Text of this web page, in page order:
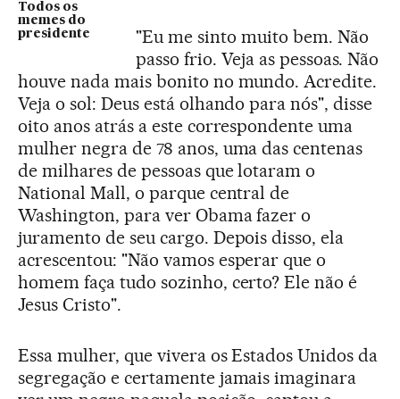
Todos os
memes do
presidente
"Eu me sinto muito bem. Não
passo frio. Veja as pessoas. Não
houve nada mais bonito no mundo. Acredite.
Veja o sol: Deus está olhando para nós", disse
oito anos atrás a este correspondente uma
mulher negra de 78 anos, uma das centenas
de milhares de pessoas que lotaram o
National Mall, o parque central de
Washington, para ver Obama fazer o
juramento de seu cargo. Depois disso, ela
acrescentou: "Não vamos esperar que o
homem faça tudo sozinho, certo? Ele não é
Jesus Cristo".
Essa mulher, que vivera os Estados Unidos da
segregação e certamente jamais imaginara